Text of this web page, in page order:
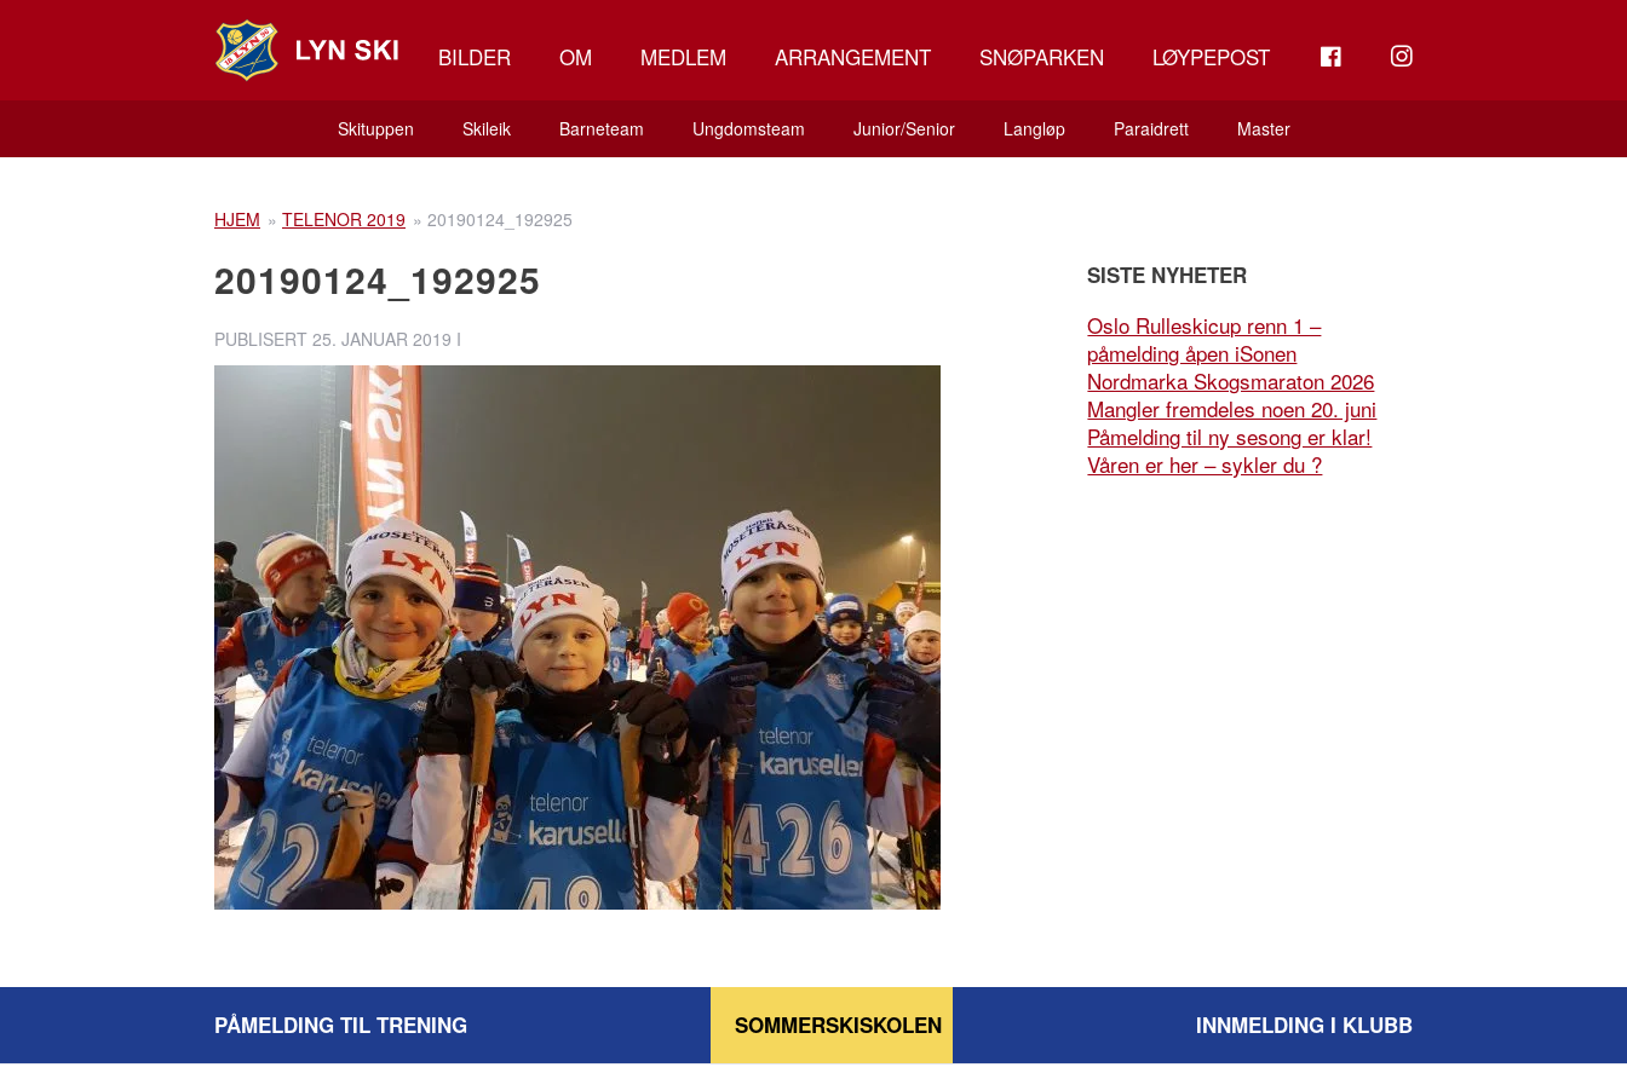
BILDER OM MEDLEM ARRANGEMENT SNØPARKEN LØYPEPOST INSTAGRAM
Skituppen Skileik Barneteam Ungdomsteam Junior/Senior Langløp Paraidrett Master
HJEM » TELENOR 2019 » 20190124_192925
20190124_192925
PUBLISERT 25. JANUAR 2019 I
SISTE NYHETER
Oslo Rulleskicup renn 1 –
påmelding åpen iSonen
Nordmarka Skogsmaraton 2026
Mangler fremdeles noen 20. juni
Påmelding til ny sesong er klar!
Våren er her – sykler du ?
PÅMELDING TIL TRENING INNMELDING I KLUBB
SOMMERSKISKOLEN